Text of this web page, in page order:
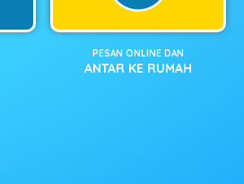
PESAN ONLINE DAN
ANTAR KE RUMAH